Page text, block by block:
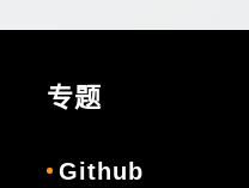
专题
Github